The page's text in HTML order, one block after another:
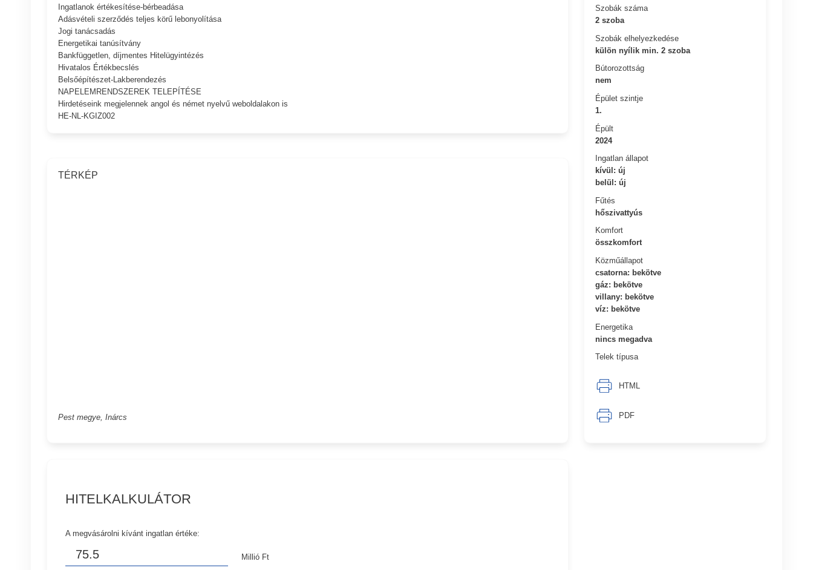
Szobák száma
2 szoba
Szobák elhelyezkedése
külön nyílik min. 2 szoba
Bútorozottság
nem
Épület szintje
1.
Épült
2024
Ingatlan állapot
kívül: új
belül: új
Fűtés
hőszivattyús
Komfort
összkomfort
Közműállapot
csatorna: bekötve
gáz: bekötve
villany: bekötve
víz: bekötve
Energetika
nincs megadva
Telek típusa
HTML
PDF
Ingatlanok értékesítése-bérbeadása
Adásvételi szerződés teljes körű lebonyolítása
Jogi tanácsadás
Energetikai tanúsítvány
Bankfüggetlen, díjmentes Hitelügyintézés
Hivatalos Értékbecslés
Belsőépítészet-Lakberendezés
NAPELEMRENDSZEREK TELEPÍTÉSE
Hirdetéseink megjelennek angol és német nyelvű weboldalakon is
HE-NL-KGIZ002
TÉRKÉP
Pest megye, Inárcs
HITELKALKULÁTOR
A megvásárolni kívánt ingatlan értéke:
Millió Ft